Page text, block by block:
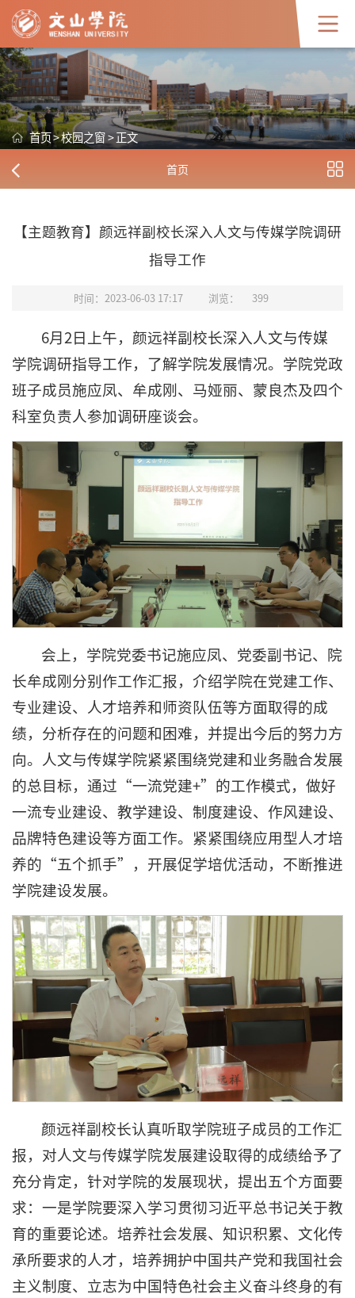
首页>校园之窗>正文
首页
【主题教育】颜远祥副校长深入人文与传媒学院调研
指导工作
时间：2023-06-03 17:17 浏览： 399
6月2日上午，颜远祥副校长深入人文与传媒
学院调研指导工作，了解学院发展情况。学院党政
班子成员施应凤、牟成刚、马娅丽、蒙良杰及四个
科室负责人参加调研座谈会。
会上，学院党委书记施应凤、党委副书记、院
长牟成刚分别作工作汇报，介绍学院在党建工作、
专业建设、人才培养和师资队伍等方面取得的成
绩，分析存在的问题和困难，并提出今后的努力方
向。人文与传媒学院紧紧围绕党建和业务融合发展
的总目标，通过“一流党建+”的工作模式，做好
一流专业建设、教学建设、制度建设、作风建设、
品牌特色建设等方面工作。紧紧围绕应用型人才培
养的“五个抓手”，开展促学培优活动，不断推进
学院建设发展。
颜远祥副校长认真听取学院班子成员的工作汇
报，对人文与传媒学院发展建设取得的成绩给予了
充分肯定，针对学院的发展现状，提出五个方面要
求：一是学院要深入学习贯彻习近平总书记关于教
育的重要论述。培养社会发展、知识积累、文化传
承所要求的人才，培养拥护中国共产党和我国社会
主义制度、立志为中国特色社会主义奋斗终身的有